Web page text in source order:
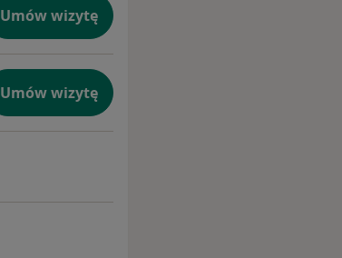
Umów wizytę
Umów wizytę